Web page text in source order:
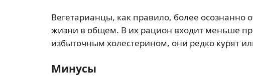
Вегетарианцы, как правило, более осознанно
жизни в общем. В их рацион входит меньше
избыточным холестерином, они редко курят
Минусы